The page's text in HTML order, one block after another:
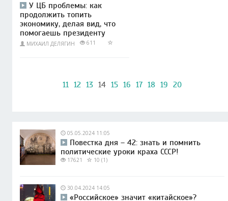
У ЦБ проблемы: как
продолжить топить
экономику, делая вид, что
помогаешь президенту
МИХАИЛ ДЕЛЯГИН 611
11 12 13 14 15 16 17 18 19 20
05.05.2024 11:05
Повестка дня – 42: знать и помнить
политические уроки краха СССР!
17621 10 (1)
30.04.2024 14:05
«Российское» значит «китайское»?